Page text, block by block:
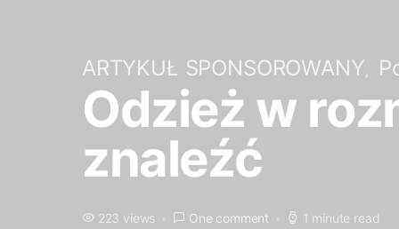
ARTYKUŁ SPONSOROWANY
Odzież w
znaleźć
223 views One comment 1 minute read